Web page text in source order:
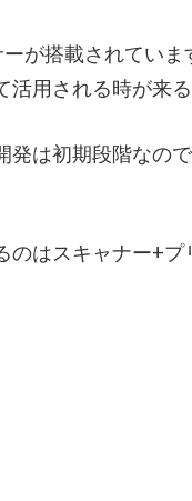
が搭載されてい
用される時が来
は初期段階なの
はスキャナー+